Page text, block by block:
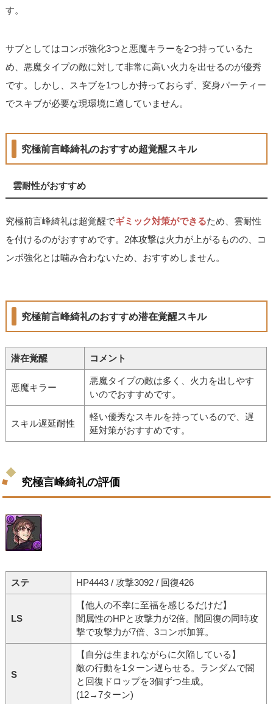
す。
サブとしてはコンボ強化3つと悪魔キラーを2つ持っているた
め、悪魔タイプの敵に対して非常に高い火力を出せるのが優秀
です。しかし、スキブを1つしか持っておらず、変身パーティー
でスキブが必要な現環境に適していません。
究極前言峰綺礼のおすすめ超覚醒スキル
雲耐性がおすすめ
究極前言峰綺礼は超覚醒でギミック対策ができるため、雲耐性
を付けるのがおすすめです。2体攻撃は火力が上がるものの、コ
ンボ強化とは噛み合わないため、おすすめしません。
究極前言峰綺礼のおすすめ潜在覚醒スキル
潜在覚醒 コメント
悪魔キラー
悪魔タイプの敵は多く、火力を出しやす
いのでおすすめです。
スキル遅延耐性
軽い優秀なスキルを持っているので、遅
延対策がおすすめです。
究極言峰綺礼の評価
ステ HP4443 / 攻撃3092 / 回復426
LS
【他人の不幸に至福を感じるだけだ】
闇属性のHPと攻撃力が2倍。闇回復の同時攻
撃で攻撃力が7倍、3コンボ加算。
S
【自分は生まれながらに欠陥している】
敵の行動を1ターン遅らせる。ランダムで闇
と回復ドロップを3個ずつ生成。
(12→7ターン)